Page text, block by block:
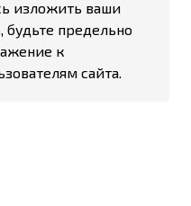
изложить ваши
будьте предельно
к
сайта.